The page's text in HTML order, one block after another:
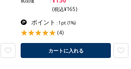
(税込¥165)
ポイント : 1pt (1%)
(4)
カートに入れる